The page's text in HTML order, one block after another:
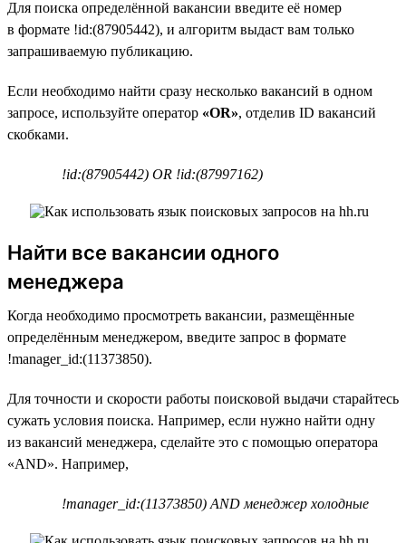
Для поиска определённой вакансии введите её номер
в формате !id:(87905442), и алгоритм выдаст вам только
запрашиваемую публикацию.
Если необходимо найти сразу несколько вакансий в одном
запросе, используйте оператор «OR», отделив ID вакансий
скобками.
!id:(87905442) OR !id:(87997162)
Найти все вакансии одного
менеджера
Когда необходимо просмотреть вакансии, размещённые
определённым менеджером, введите запрос в формате
!manager_id:(11373850).
Для точности и скорости работы поисковой выдачи старайтесь
сужать условия поиска. Например, если нужно найти одну
из вакансий менеджера, сделайте это с помощью оператора
«AND». Например,
!manager_id:(11373850) AND менеджер холодные